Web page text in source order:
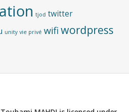
tjod twitter
unity vie privé wifi wordpress